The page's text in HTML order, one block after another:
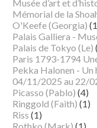
Musée d’art et
Mémorial de la
O'Keefe (Georgia)
Palais Galliera -
Palais de Tokyo (Le)
Paris 1793-1794
Pekka Halonen - Un
04/11/2025 au 22/
Picasso (Pablo) (4)
Ringgold (Faith) (1)
Riss (1)